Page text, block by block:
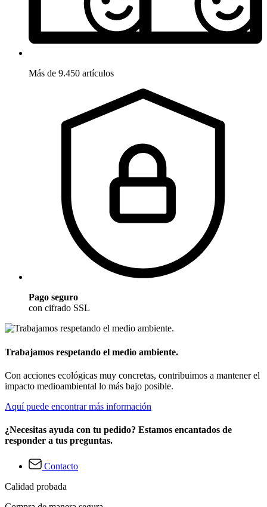
Más de 9.450 artículos
Pago seguro
con cifrado SSL
Trabajamos respetando el medio ambiente.
Con acciones ecológicas muy concretas, contribuimos a mantener el
impacto medioambiental lo más bajo posible.
Aquí puede encontrar más información
¿Necesitas ayuda con tu pedido? Estamos encantados de
responder a tus preguntas.
Contacto
Calidad probada